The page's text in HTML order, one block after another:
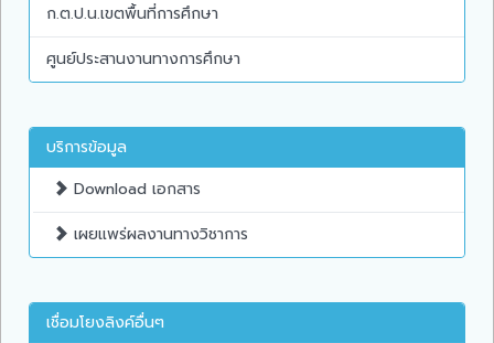
ก.ต.ป.น.เขตพื้นที่การศึกษา
ศูนย์ประสานงานทางการศึกษา
บริการข้อมูล
Download เอกสาร
เผยแพร่ผลงานทางวิชาการ
เชื่อมโยงลิงค์อื่นๆ